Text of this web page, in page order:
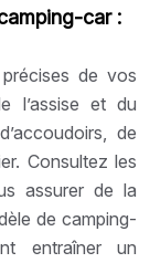
car :
de vos
l’assise et du
de
Consultez les
assurer de la
de camping-
entraîner un